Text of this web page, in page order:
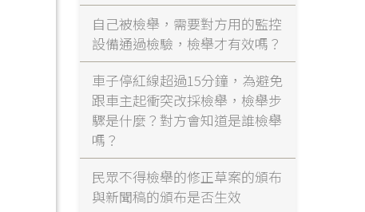
自己被檢舉，需要對方用的監控
設備通過檢驗，檢舉才有效嗎？
車子停紅線超過15分鐘，為避免
跟車主起衝突改採檢舉，檢舉步
驟是什麼？對方會知道是誰檢舉
嗎？
民眾不得檢舉的修正草案的頒布
與新聞稿的頒布是否生效